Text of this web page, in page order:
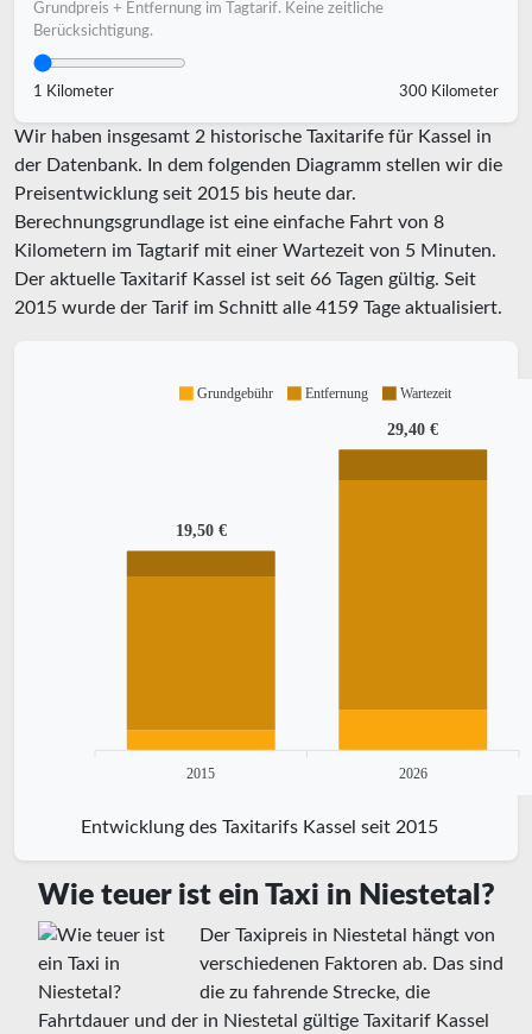
Grundpreis + Entfernung im Tagtarif. Keine zeitliche
Berücksichtigung.
1 Kilometer 300 Kilometer
Wir haben insgesamt 2 historische Taxitarife für Kassel in
der Datenbank. In dem folgenden Diagramm stellen wir die
Preisentwicklung seit 2015 bis heute dar.
Berechnungsgrundlage ist eine einfache Fahrt von 8
Kilometern im Tagtarif mit einer Wartezeit von 5 Minuten.
Der aktuelle Taxitarif Kassel ist seit 66 Tagen gültig. Seit
2015 wurde der Tarif im Schnitt alle 4159 Tage aktualisiert.
19,50 €
29,40 €
2015 2026
Grundgebühr Entfernung Wartezeit
Entwicklung des Taxitarifs Kassel seit 2015
Wie teuer ist ein Taxi in Niestetal?
Der Taxipreis in Niestetal hängt von
verschiedenen Faktoren ab. Das sind
die zu fahrende Strecke, die
Fahrtdauer und der in Niestetal gültige Taxitarif Kassel